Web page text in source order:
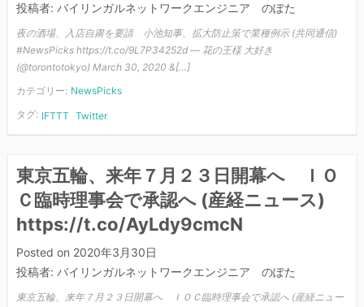
投稿者: バイリンガルネットワークエンジニア のぽた
夜の酒場、入店自粛を要請 小池知事、拡大防止策で業種例示 (共同通信)
#NewsPicks https://t.co/9L7P34252d — 花の王様 大好き
(@torontotokyo) March 30, 2020 &[…]
カテゴリー: NewsPicks
タグ: IFTTT Twitter
東京五輪、来年７月２３日開幕へ ＩＯ
Ｃ臨時理事会で承認へ (産経ニュース)
https://t.co/AyLdy9cmcN
Posted on 2020年3月30日
投稿者: バイリンガルネットワークエンジニア のぽた
東京五輪、来年７月２３日開幕へ ＩＯＣ臨時理事会で承認へ (産経ニュー